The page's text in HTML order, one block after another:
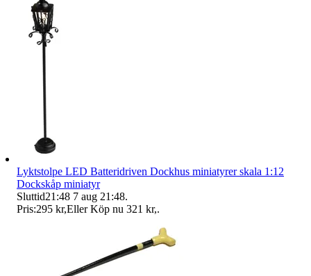
Lyktstolpe LED Batteridriven Dockhus miniatyrer skala 1:12
Dockskåp miniatyr
Sluttid21:48 7 aug 21:48.
Pris:295 kr,Eller Köp nu 321 kr,.